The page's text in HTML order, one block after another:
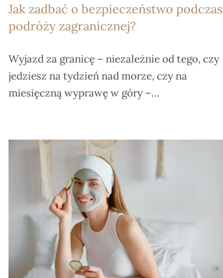
Jak zadbać o bezpieczeństwo podczas
podróży zagranicznej?
Wyjazd za granicę – niezależnie od tego, czy
jedziesz na tydzień nad morze, czy na
miesięczną wyprawę w góry –…